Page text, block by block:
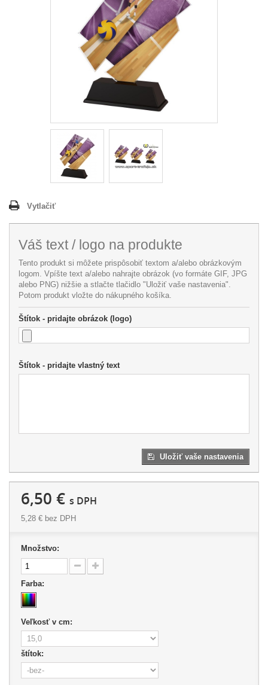
Vytlačiť
Váš text / logo na produkte
Tento produkt si môžete prispôsobiť textom a/alebo obrázkovým
logom. Vpíšte text a/alebo nahrajte obrázok (vo formáte GIF, JPG
alebo PNG) nižšie a stlačte tlačidlo "Uložiť vaše nastavenia".
Potom produkt vložte do nákupného košíka.
Štítok - pridajte obrázok (logo)
Štítok - pridajte vlastný text
Uložiť vaše nastavenia
6,50 € s DPH
5,28 € bez DPH
Množstvo:
Farba:
Veľkosť v cm:
štítok: